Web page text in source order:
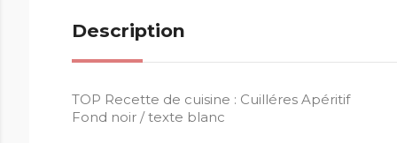
Description
TOP Recette de cuisine : Cuilléres Apéritif
Fond noir / texte blanc